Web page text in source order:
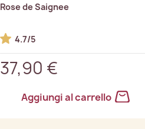
Rose de Saignee
4.7/5
37,90 €
Aggiungi al carrello